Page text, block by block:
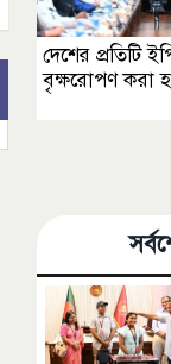
দেশের প্রতিটি
বৃক্ষরোপণ করা